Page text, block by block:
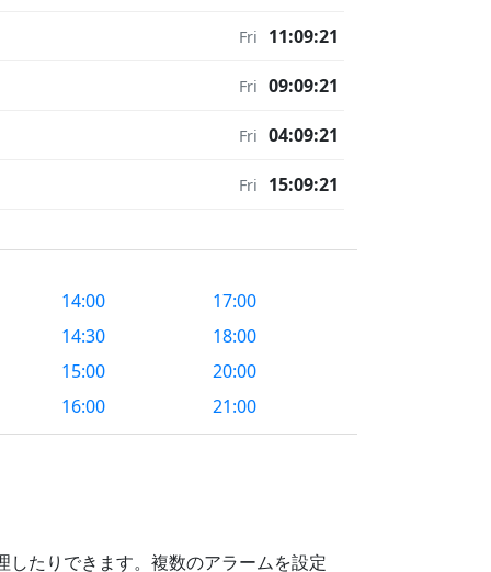
Fri 11:09:21
Fri 09:09:21
Fri 04:09:21
Fri 15:09:21
14:00
14:30
15:00
16:00
17:00
18:00
20:00
21:00
たりできます。複数のアラームを設定